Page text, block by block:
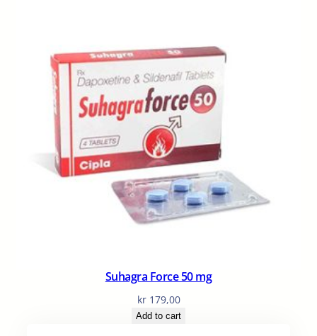
Suhagra Force 50 mg
kr179,00
Add to cart